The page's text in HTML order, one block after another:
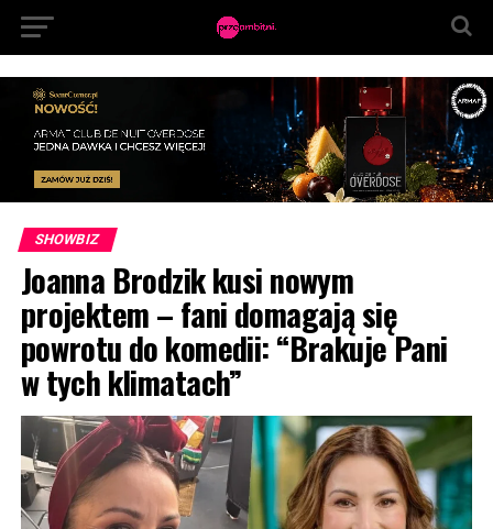
SHOWBIZ
Joanna Brodzik kusi nowym
projektem – fani domagają się
powrotu do komedii: “Brakuje Pani
w tych klimatach”